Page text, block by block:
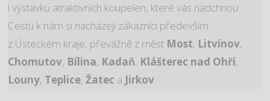
i výstavku atraktivních koupelen, které vás nadchnou.
Cestu k nám si nacházejí zákazníci především
z Ústeckém kraje, převážně z měst Most, Litvínov,
Chomutov, Bílina, Kadaň, Klášterec nad Ohří,
Louny, Teplice,Žatec a Jirkov.